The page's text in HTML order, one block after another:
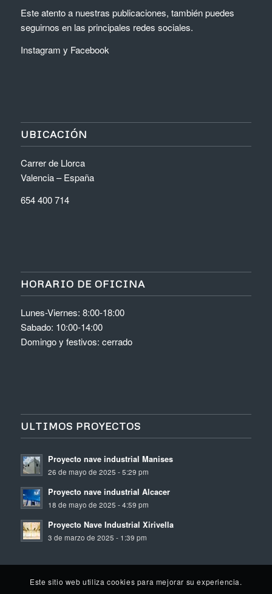
Este atento a nuestras publicaciones, también puedes
seguirnos en las principales redes sociales.
Instagram y Facebook
UBICACIÓN
Carrer de Llorca
Valencia – España
654 400 714
HORARIO DE OFICINA
Lunes-Viernes: 8:00-18:00
Sabado: 10:00-14:00
Domingo y festivos: cerrado
ULTIMOS PROYECTOS
Proyecto nave industrial Manises
26 de mayo de 2025 - 5:29 pm
Proyecto nave industrial Alcacer
18 de mayo de 2025 - 4:59 pm
Proyecto Nave Industrial Xirivella
3 de marzo de 2025 - 1:39 pm
Este sitio web utiliza cookies para mejorar su experiencia.